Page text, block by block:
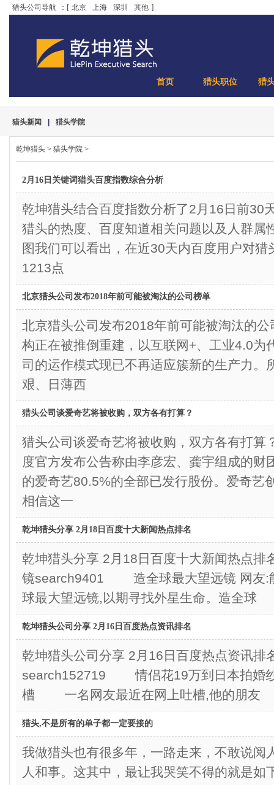
猎头公司导航 ：[ 北京 上海 深圳 其他 ]
首页 猎头职位 猎
猎头新闻 猎头学院
乾坤猎头 > 猎头学院 >
2月16日关键词猎头百度指数综合分析
乾坤猎头结合百度指数分析了2月16日前30
猎头的热度、百度知道相关问题以及人群
图我们可以看出，在近30天内百度用户对
1213点
北京猎头公司发布2018年前可能被淘汰的公司榜单
北京猎头公司发布2018年前可能被淘汰
构正在被推倒重建，以互联网+、工业4.0为
司的运作模式现已不再适应簇新的生产力。
艰、日薄西
猎头公司谈爱奇艺将被收购，双方各有打算？
猎头公司谈爱奇艺将被收购，双方各有打
度官方发布公告称由李彦宏、龚宇组成的财
的爱奇艺80.5%的全部已发行股份。爱奇艺
相信这一
乾坤猎头分享 2月18日百度十大新闻热点排名
乾坤猎头分享 2月18日百度十大新闻热点
镜search9401 造全球最大望远镜 网
球最大望远镜,以期寻找外星生命。造全球
乾坤猎头公司分享 2月16日百度热点资讯排名
乾坤猎头公司分享 2月16日百度热点资讯
search152719 情侣花19万到日本拍婚
槽 一名网友最近在网上吐槽,他的朋友
猎头,不是所有的单子都一定要接的
我做猎头也有很多年，一路走来，不敢说阅
人和事。这其中，最让我哭笑不得的就是